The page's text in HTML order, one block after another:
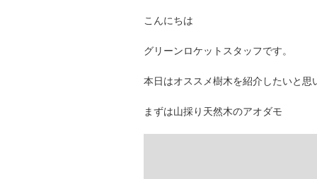
こんにちは
グリーンロケットスタッフです。
本日はオススメ樹木を紹介したいと思
まずは山採り天然木のアオダモ